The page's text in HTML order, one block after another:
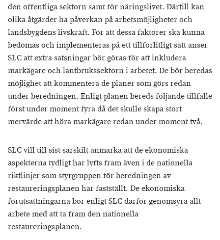
den offentliga sektorn samt för näringslivet. Därtill kan
olika åtgärder ha påverkan på arbetsmöjligheter och
landsbygdens livskraft. För att dessa faktorer ska kunna
bedömas och implementeras på ett tillförlitligt sätt anser
SLC att extra satsningar bör göras för att inkludera
markägare och lantbrukssektorn i arbetet. De bör beredas
möjlighet att kommentera de planer som görs redan
under beredningen. Enligt planen bereds följande tillfälle
först under moment fyra då det skulle skapa stort
mervärde att höra markägare redan under moment två.
SLC vill till sist särskilt anmärka att de ekonomiska
aspekterna tydligt har lyfts fram även i de nationella
riktlinjer som styrgruppen för beredningen av
restaureringsplanen har fastställt. De ekonomiska
förutsättningarna bör enligt SLC därför genomsyra allt
arbete med att ta fram den nationella
restaureringsplanen.